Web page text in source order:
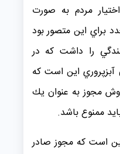
مردم به صورت
براي اين متصور بود
را داشت كه در
آبزپروري اين است كه
مجوز به عنوان يك
ممنوع باشد.
اين است كه مجوز صادر